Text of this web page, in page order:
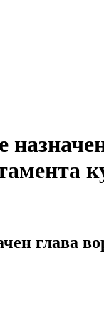
глава